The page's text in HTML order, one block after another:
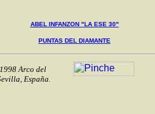
ABEL INFANZON "LA ESE 30"
PUNTAS DEL DIAMANTE
Arco del
España.